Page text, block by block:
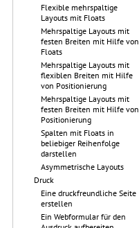
Flexible mehrspaltige
Layouts mit Floats
Mehrspaltige Layouts mit
festen Breiten mit Hilfe von
Floats
Mehrspaltige Layouts mit
flexiblen Breiten mit Hilfe
von Positionierung
Mehrspaltige Layouts mit
festen Breiten mit Hilfe von
Positionierung
Spalten mit Floats in
beliebiger Reihenfolge
darstellen
Asymmetrische Layouts
Druck
Eine druckfreundliche Seite
erstellen
Ein Webformular für den